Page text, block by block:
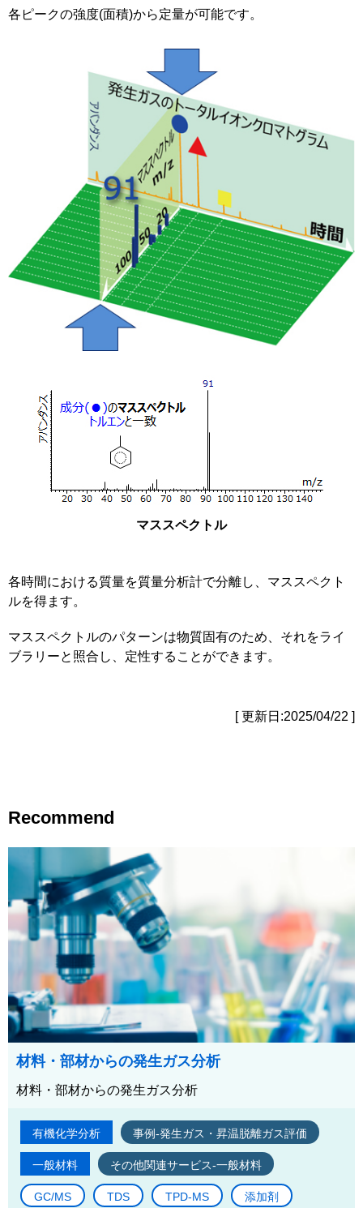
各ピークの強度(面積)から定量が可能です。
マススペクトル
各時間における質量を質量分析計で分離し、マススペクト
ルを得ます。
マススペクトルのパターンは物質固有のため、それをライ
ブラリーと照合し、定性することができます。
[ 更新日:2025/04/22 ]
Recommend
材料・部材からの発生ガス分析
材料・部材からの発生ガス分析
有機化学分析 事例-発生ガス・昇温脱離ガス評価
一般材料 その他関連サービス-一般材料
GC/MS TDS TPD-MS 添加剤